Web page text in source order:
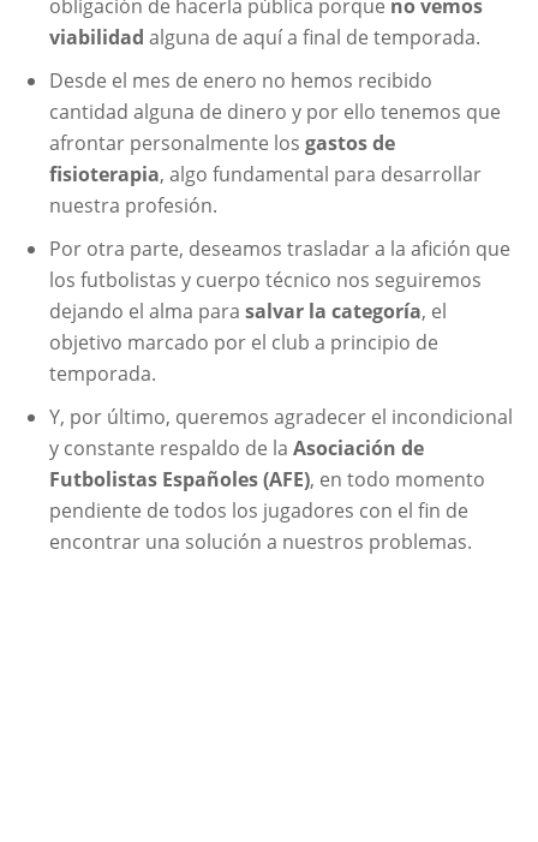
obligación de hacerla pública porque no vemos
viabilidad alguna de aquí a final de temporada.
Desde el mes de enero no hemos recibido
cantidad alguna de dinero y por ello tenemos que
afrontar personalmente los gastos de
fisioterapia, algo fundamental para desarrollar
nuestra profesión.
Por otra parte, deseamos trasladar a la afición que
los futbolistas y cuerpo técnico nos seguiremos
dejando el alma para salvar la categoría, el
objetivo marcado por el club a principio de
temporada.
Y, por último, queremos agradecer el incondicional
y constante respaldo de la Asociación de
Futbolistas Españoles (AFE), en todo momento
pendiente de todos los jugadores con el fin de
encontrar una solución a nuestros problemas.